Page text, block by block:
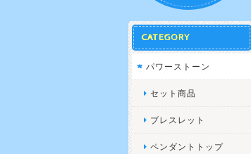
CATEGORY
パワーストーン
セット商品
ブレスレット
ペンダントトップ